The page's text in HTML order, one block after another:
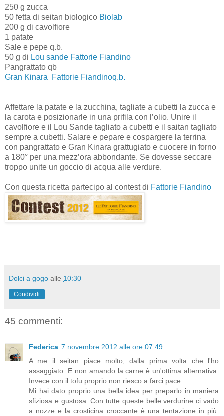
250 g zucca
50 fetta di seitan biologico Biolab
200 g di cavolfiore
1 patate
Sale e pepe q.b.
50 g di Lou sande Fattorie Fiandino
Pangrattato qb
Gran Kinara Fattorie Fiandinoq.b.
Affettare la patate e la zucchina, tagliate a cubetti la zucca e
la carota e posizionarle in una prifila con l’olio. Unire il
cavolfiore e il Lou Sande tagliato a cubetti e il saitan tagliato
sempre a cubetti. Salare e pepare e cospargere la terrina
con pangrattato e Gran Kinara grattugiato e cuocere in forno
a 180° per una mezz’ora abbondante. Se dovesse seccare
troppo unite un goccio di acqua alle verdure.
Con questa ricetta partecipo al contest di Fattorie Fiandino
Dolci a gogo alle 10:30
Condividi
45 commenti:
Federica 7 novembre 2012 alle ore 07:49
A me il seitan piace molto, dalla prima volta che l'ho
assaggiato. E non amando la carne è un'ottima alternativa.
Invece con il tofu proprio non riesco a farci pace.
Mi hai dato proprio una bella idea per preparlo in maniera
sfiziosa e gustosa. Con tutte queste belle verdurine ci vado
a nozze e la crosticina croccante è una tentazione in più.